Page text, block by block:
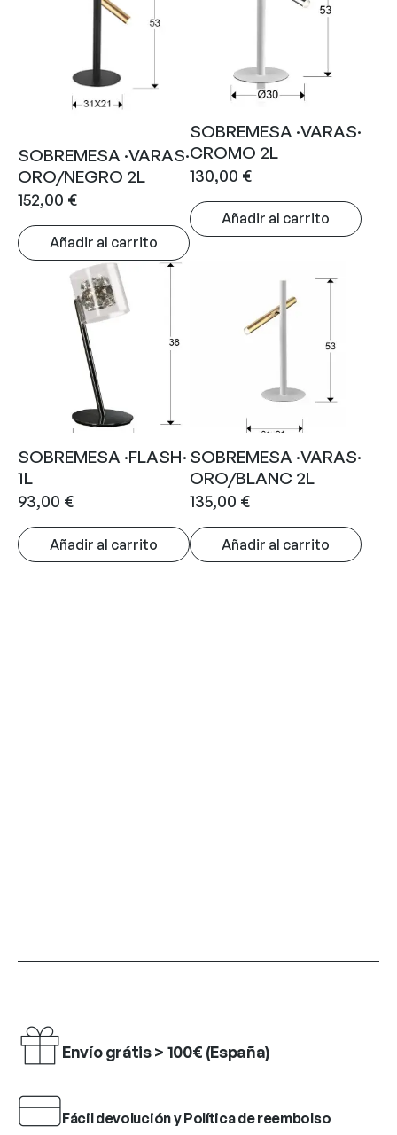
SOBREMESA ·VARAS·
ORO/NEGRO 2L
152,00 €
Añadir al carrito
SOBREMESA ·VARAS·
CROMO 2L
130,00 €
Añadir al carrito
SOBREMESA ·FLASH·
1L
93,00 €
Añadir al carrito
SOBREMESA ·VARAS·
ORO/BLANC 2L
135,00 €
Añadir al carrito
Envío grátis > 100€ (España)
Fácil devolución y Política de reembolso